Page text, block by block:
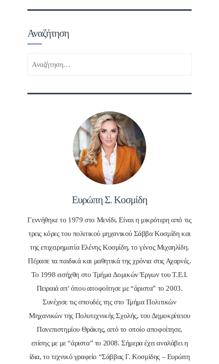
Αναζήτηση
Ευρώπη Σ. Κοσμίδη
Γεννήθηκε το 1979 στο Μενίδι. Είναι η μικρότερη από τις
τρεις κόρες του πολιτικού μηχανικού Σάββα Κοσμίδη και
της επιχειρηματία Ελένης Κοσμίδη, το γένος Μιχαηλίδη.
Πέρασε τα παιδικά και μαθητικά της χρόνια στις Αχαρνές.
Το 1998 εισήχθη στο Τμήμα Δομικών Έργων του Τ.Ε.Ι.
Πειραιά απ' όπου αποφοίτησε με “άριστα” το 2003.
Συνέχισε τις σπουδές της στο Τμήμα Πολιτικών
Μηχανικών της Πολυτεχνικής Σχολής, του Δημοκρίτειου
Πανεπιστημίου Θράκης, από το οποίο αποφοίτησε,
επίσης με με “άριστα” το 2008. Σήμερα έχει αναλάβει η
ίδια, το τεχνικό γραφείο “Σάββας Γ. Κοσμίδης – Ευρώπη